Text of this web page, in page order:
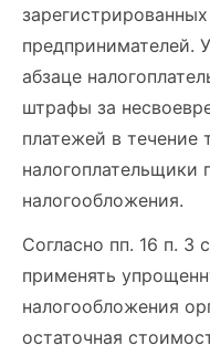
предпринимателей.
абзаце
штрафы за
платежей в течение
налогообложения.
Согласно пп. 16 п. 3
применять
налогообложения
остаточная